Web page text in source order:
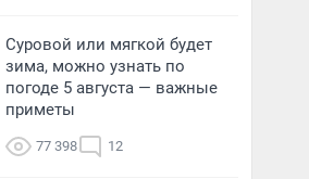
Суровой или мягкой будет
зима, можно узнать по
погоде 5 августа — важные
приметы
77 398 12